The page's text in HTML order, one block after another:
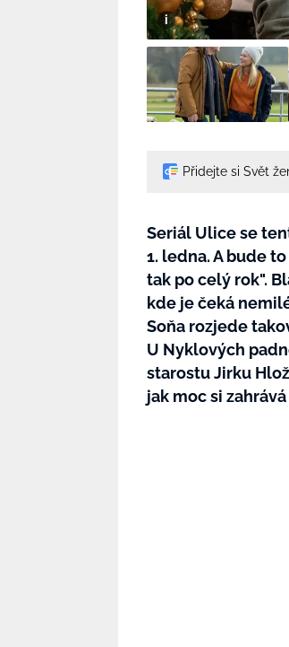
Přidejte si Svět
Seriál Ulice se
1. ledna. A bude
tak po celý rok".
kde je čeká
Soňa rozjede
U Nyklových
starostu Jirku
jak moc si